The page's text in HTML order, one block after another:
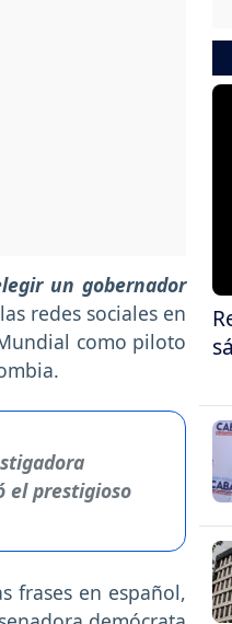
un gobernador
redes sociales en
como piloto
el prestigioso
frases en español,